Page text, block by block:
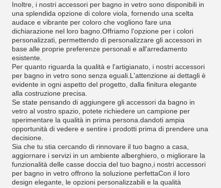
Inoltre, i nostri accessori per bagno in vetro sono disponibili in
una splendida opzione di colore viola, fornendo una scelta
audace e vibrante per coloro che vogliono fare una
dichiarazione nel loro bagno.Offriamo l'opzione per i colori
personalizzati, permettendo di personalizzare gli accessori in
base alle proprie preferenze personali e all'arredamento
esistente.
Per quanto riguarda la qualità e l'artigianato, i nostri accessori
per bagno in vetro sono senza eguali.L'attenzione ai dettagli è
evidente in ogni aspetto del progetto, dalla finitura elegante
alla costruzione precisa.
Se state pensando di aggiungere gli accessori da bagno in
vetro al vostro spazio, potete richiedere un campione per
sperimentare la qualità in prima persona.dandoti ampia
opportunità di vedere e sentire i prodotti prima di prendere una
decisione.
Sia che tu stia cercando di rinnovare il tuo bagno a casa,
aggiornare i servizi in un ambiente alberghiero, o migliorare la
funzionalità delle casse doccia del tuo bagno,i nostri accessori
per bagno in vetro offrono la soluzione perfettaCon il loro
design elegante, le opzioni personalizzabili e la qualità